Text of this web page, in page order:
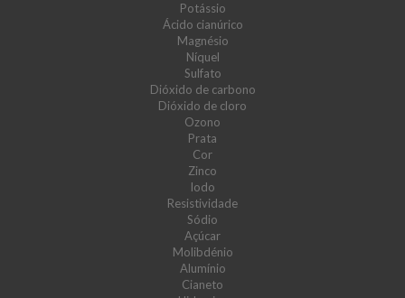
Potássio
Ácido cianúrico
Magnésio
Níquel
Sulfato
Dióxido de carbono
Dióxido de cloro
Ozono
Prata
Cor
Zinco
Iodo
Resistividade
Sódio
Açúcar
Molibdénio
Alumínio
Cianeto